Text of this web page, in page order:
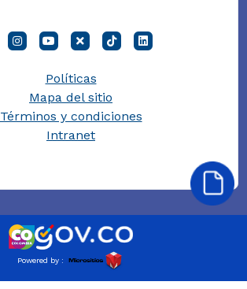
Políticas
Mapa del sitio
Términos y condiciones
Intranet
Powered by :